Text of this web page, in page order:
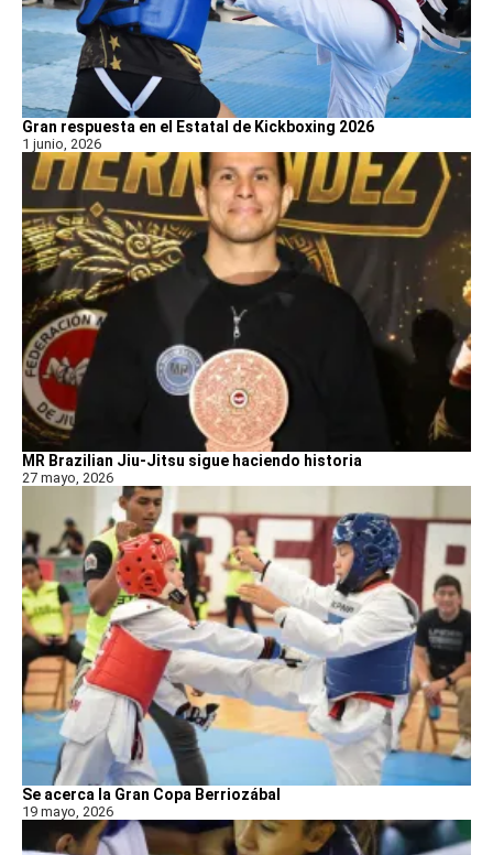
Gran respuesta en el Estatal de Kickboxing 2026
1 junio, 2026
MR Brazilian Jiu-Jitsu sigue haciendo historia
27 mayo, 2026
Se acerca la Gran Copa Berriozábal
19 mayo, 2026